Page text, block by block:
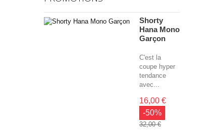
Shorty
Hana Mono
Garçon
C'est la
coupe hyper
tendance
avec...
16,00 €
-50%
32,00 €